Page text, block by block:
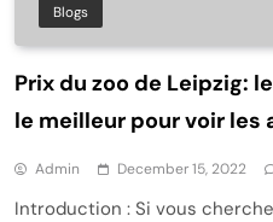
Blogs
Prix ​​du zoo de Leipzig:
le meilleur pour voir les
Admin December 15, 2022
Introduction : Si vous